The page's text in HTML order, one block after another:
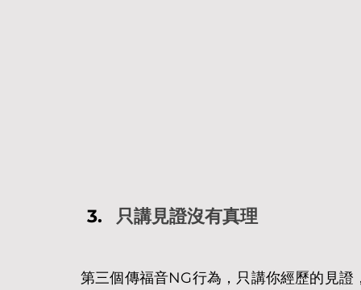
只講見證沒有真理
第三個傳福音NG行為，只講你經歷的見